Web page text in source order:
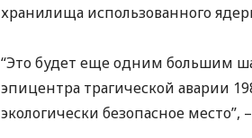
хранилища использованного
“Это будет еще одним большим
эпицентра трагической аварии
экологически безопасное